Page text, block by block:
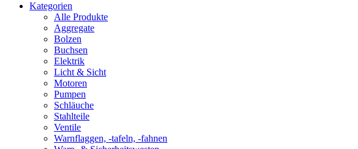
Kategorien
Alle Produkte
Aggregate
Bolzen
Buchsen
Elektrik
Licht & Sicht
Motoren
Pumpen
Schläuche
Stahlteile
Ventile
Warnflaggen, -tafeln, -fahnen